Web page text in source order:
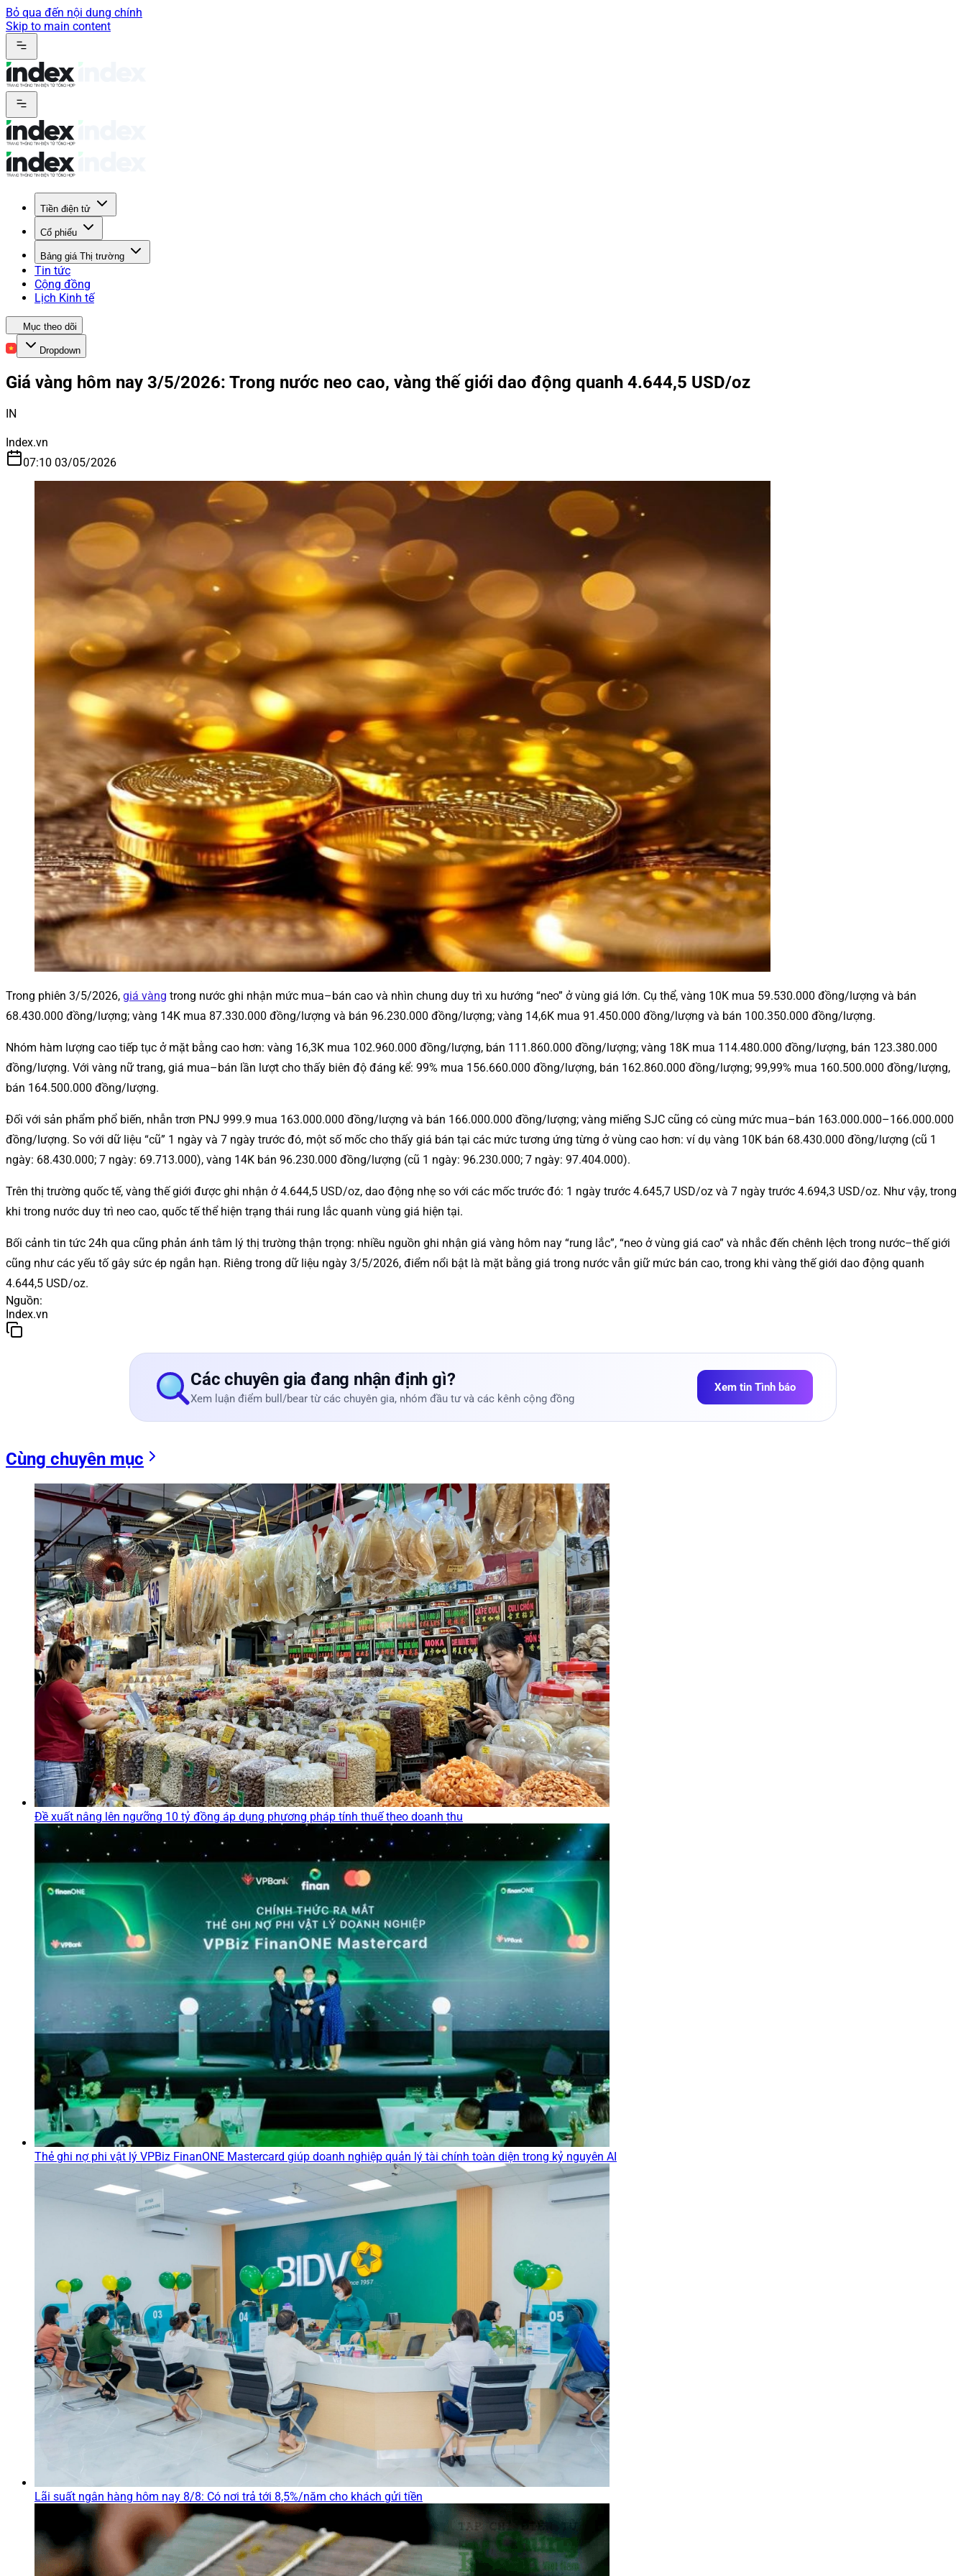
Bỏ qua đến nội dung chính
Skip to main content
Tiền điện tử
Cổ phiếu
Bảng giá Thị trường
Tin tức
Cộng đồng
Lịch Kinh tế
Mục theo dõi
Dropdown
Giá vàng hôm nay 3/5/2026: Trong nước neo cao, vàng thế giới dao động quanh 4.644,5 USD/oz
IN
Index.vn
07:10 03/05/2026
Trong phiên 3/5/2026, giá vàng trong nước ghi nhận mức mua–bán cao và nhìn chung duy trì xu hướng “neo” ở vùng giá lớn. Cụ thể, vàng 10K mua 59.530.000 đồng/lượng và bán
68.430.000 đồng/lượng; vàng 14K mua 87.330.000 đồng/lượng và bán 96.230.000 đồng/lượng; vàng 14,6K mua 91.450.000 đồng/lượng và bán 100.350.000 đồng/lượng.
Nhóm hàm lượng cao tiếp tục ở mặt bằng cao hơn: vàng 16,3K mua 102.960.000 đồng/lượng, bán 111.860.000 đồng/lượng; vàng 18K mua 114.480.000 đồng/lượng, bán 123.380.000
đồng/lượng. Với vàng nữ trang, giá mua–bán lần lượt cho thấy biên độ đáng kể: 99% mua 156.660.000 đồng/lượng, bán 162.860.000 đồng/lượng; 99,99% mua 160.500.000 đồng/lượng,
bán 164.500.000 đồng/lượng.
Đối với sản phẩm phổ biến, nhẫn trơn PNJ 999.9 mua 163.000.000 đồng/lượng và bán 166.000.000 đồng/lượng; vàng miếng SJC cũng có cùng mức mua–bán 163.000.000–166.000.000
đồng/lượng. So với dữ liệu “cũ” 1 ngày và 7 ngày trước đó, một số mốc cho thấy giá bán tại các mức tương ứng từng ở vùng cao hơn: ví dụ vàng 10K bán 68.430.000 đồng/lượng (cũ 1
ngày: 68.430.000; 7 ngày: 69.713.000), vàng 14K bán 96.230.000 đồng/lượng (cũ 1 ngày: 96.230.000; 7 ngày: 97.404.000).
Trên thị trường quốc tế, vàng thế giới được ghi nhận ở 4.644,5 USD/oz, dao động nhẹ so với các mốc trước đó: 1 ngày trước 4.645,7 USD/oz và 7 ngày trước 4.694,3 USD/oz. Như vậy, trong
khi trong nước duy trì neo cao, quốc tế thể hiện trạng thái rung lắc quanh vùng giá hiện tại.
Bối cảnh tin tức 24h qua cũng phản ánh tâm lý thị trường thận trọng: nhiều nguồn ghi nhận giá vàng hôm nay “rung lắc”, “neo ở vùng giá cao” và nhắc đến chênh lệch trong nước–thế giới
cũng như các yếu tố gây sức ép ngắn hạn. Riêng trong dữ liệu ngày 3/5/2026, điểm nổi bật là mặt bằng giá trong nước vẫn giữ mức bán cao, trong khi vàng thế giới dao động quanh
4.644,5 USD/oz.
Nguồn:
Index.vn
Các chuyên gia đang nhận định gì?
Xem luận điểm bull/bear từ các chuyên gia, nhóm đầu tư và các kênh cộng đồng
Xem tin Tình báo
Cùng chuyên mục
Đề xuất nâng lên ngưỡng 10 tỷ đồng áp dụng phương pháp tính thuế theo doanh thu
Thẻ ghi nợ phi vật lý VPBiz FinanONE Mastercard giúp doanh nghiệp quản lý tài chính toàn diện trong kỷ nguyên AI
Lãi suất ngân hàng hôm nay 8/8: Có nơi trả tới 8,5%/năm cho khách gửi tiền